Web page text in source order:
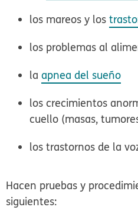
los mareos y los
los problemas al
laapnea del sueño
los crecimientos
cuello (masas,
los trastornos de la
Hacen pruebas y
siguientes: